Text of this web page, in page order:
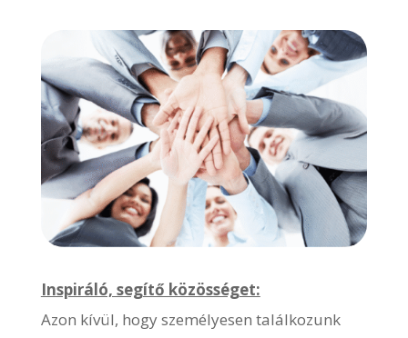
Inspiráló, segítő közösséget:
Azon kívül, hogy személyesen találkozunk